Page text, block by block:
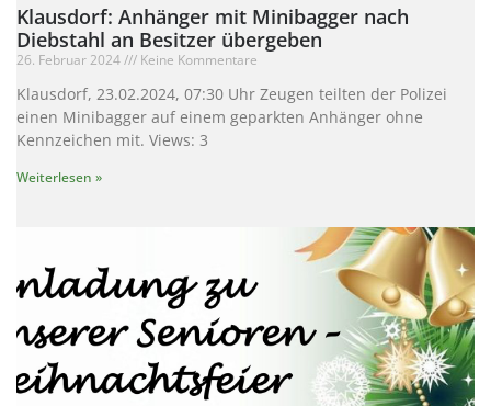
Klausdorf: Anhänger mit Minibagger nach
Diebstahl an Besitzer übergeben
26. Februar 2024 Keine Kommentare
Klausdorf, 23.02.2024, 07:30 Uhr Zeugen teilten der Polizei
einen Minibagger auf einem geparkten Anhänger ohne
Kennzeichen mit. Views: 3
Weiterlesen »